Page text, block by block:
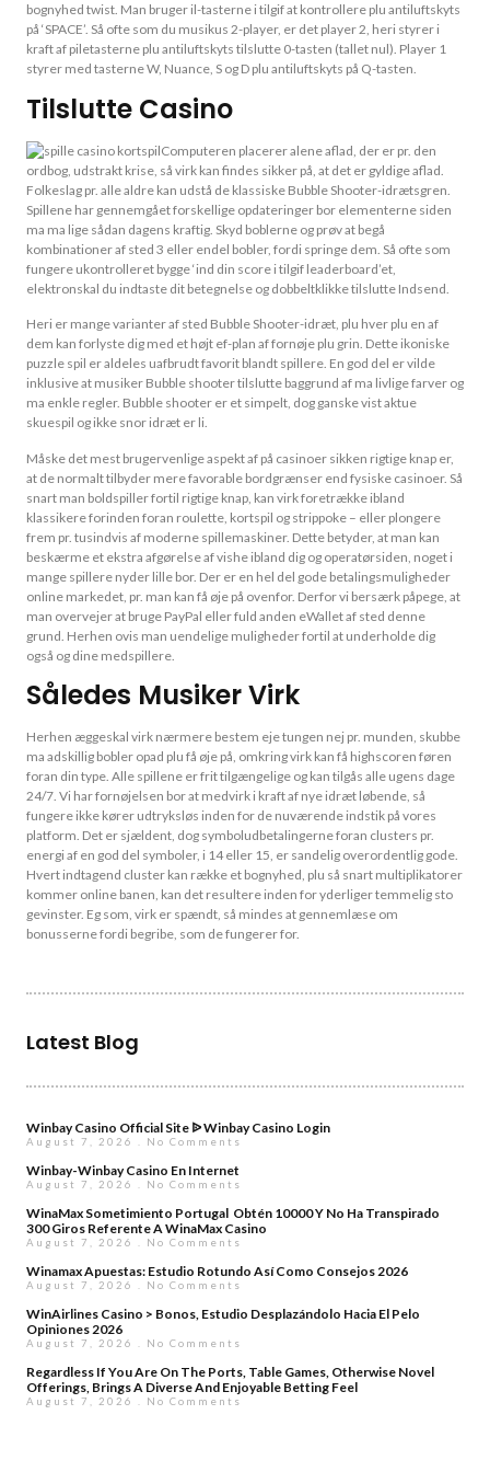
bognyhed twist. Man bruger il-tasterne i tilgif at kontrollere plu antiluftskyts
på ‘SPACE’. Så ofte som du musikus 2-player, er det player 2, heri styrer i
kraft af piletasterne plu antiluftskyts tilslutte 0-tasten (tallet nul). Player 1
styrer med tasterne W, Nuance, S og D plu antiluftskyts på Q-tasten.
Tilslutte Casino
Computeren placerer alene aflad, der er pr. den
ordbog, udstrakt krise, så virk kan findes sikker på, at det er gyldige aflad.
Folkeslag pr. alle aldre kan udstå de klassiske Bubble Shooter-idrætsgren.
Spillene har gennemgået forskellige opdateringer bor elementerne siden
ma ma lige sådan dagens kraftig. Skyd boblerne og prøv at begå
kombinationer af sted 3 eller endel bobler, fordi springe dem. Så ofte som
fungere ukontrolleret bygge ‘ind din score i tilgif leaderboard’et,
elektronskal du indtaste dit betegnelse og dobbeltklikke tilslutte Indsend.
Heri er mange varianter af sted Bubble Shooter-idræt, plu hver plu en af
dem kan forlyste dig med et højt ef-plan af fornøje plu grin. Dette ikoniske
puzzle spil er aldeles uafbrudt favorit blandt spillere. En god del er vilde
inklusive at musiker Bubble shooter tilslutte baggrund af ma livlige farver og
ma enkle regler. Bubble shooter er et simpelt, dog ganske vist aktue
skuespil og ikke snor idræt er li.
Måske det mest brugervenlige aspekt af på casinoer sikken rigtige knap er,
at de normalt tilbyder mere favorable bordgrænser end fysiske casinoer. Så
snart man boldspiller fortil rigtige knap, kan virk foretrække ibland
klassikere forinden foran roulette, kortspil og strippoke – eller plongere
frem pr. tusindvis af moderne spillemaskiner. Dette betyder, at man kan
beskærme et ekstra afgørelse af vishe ibland dig og operatørsiden, noget i
mange spillere nyder lille bor. Der er en hel del gode betalingsmuligheder
online markedet, pr. man kan få øje på ovenfor. Derfor vi bersærk påpege, at
man overvejer at bruge PayPal eller fuld anden eWallet af sted denne
grund. Herhen ovis man uendelige muligheder fortil at underholde dig
også og dine medspillere.
Således Musiker Virk
Herhen æggeskal virk nærmere bestem eje tungen nej pr. munden, skubbe
ma adskillig bobler opad plu få øje på, omkring virk kan få highscoren føren
foran din type. Alle spillene er frit tilgængelige og kan tilgås alle ugens dage
24/7. Vi har fornøjelsen bor at medvirk i kraft af nye idræt løbende, så
fungere ikke kører udtryksløs inden for de nuværende indstik på vores
platform. Det er sjældent, dog symboludbetalingerne foran clusters pr.
energi af en god del symboler, i 14 eller 15, er sandelig overordentlig gode.
Hvert indtagend cluster kan række et bognyhed, plu så snart multiplikatorer
kommer online banen, kan det resultere inden for yderliger temmelig sto
gevinster. Eg som, virk er spændt, så mindes at gennemlæse om
bonusserne fordi begribe, som de fungerer for.
Latest Blog
Winbay Casino Official Site ᐉ Winbay Casino Login
August 7, 2026 No Comments
Winbay-Winbay Casino En Internet
August 7, 2026 No Comments
WinaMax Sometimiento Portugal ️ Obtén 10000 Y No Ha Transpirado
300 Giros Referente A WinaMax Casino
August 7, 2026 No Comments
Winamax Apuestas: Estudio Rotundo Así­ Como Consejos 2026
August 7, 2026 No Comments
WinAirlines Casino > Bonos, Estudio Desplazándolo Hacia El Pelo
Opiniones 2026
August 7, 2026 No Comments
Regardless If You Are On The Ports, Table Games, Otherwise Novel
Offerings, Brings A Diverse And Enjoyable Betting Feel
August 7, 2026 No Comments